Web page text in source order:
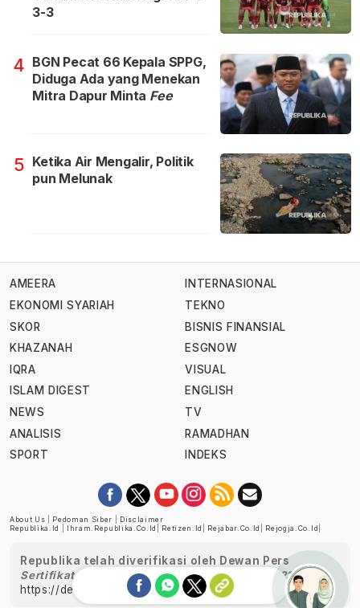
3-3
4 BGN Pecat 66 Kepala SPPG,
Diduga Ada yang Menekan
Mitra Dapur Minta Fee
5 Ketika Air Mengalir, Politik
pun Melunak
AMEERA
EKONOMI SYARIAH
SKOR
KHAZANAH
IQRA
ISLAM DIGEST
NEWS
ANALISIS
SPORT
INTERNASIONAL
TEKNO
BISNIS FINANSIAL
ESGNOW
VISUAL
ENGLISH
TV
RAMADHAN
INDEKS
About Us Pedoman Siber
Disclaimer
Republika.id
Ihram.republika.co.id Retizen.id Rejabar.co.id Rejogja.co.id
Republika telah diverifikasi oleh Dewan Pers
Sertifikat Nomor 1058/DP-Verifikasi/K/XII/2022
https://dewanpers.or.id/data/perusahaanpers